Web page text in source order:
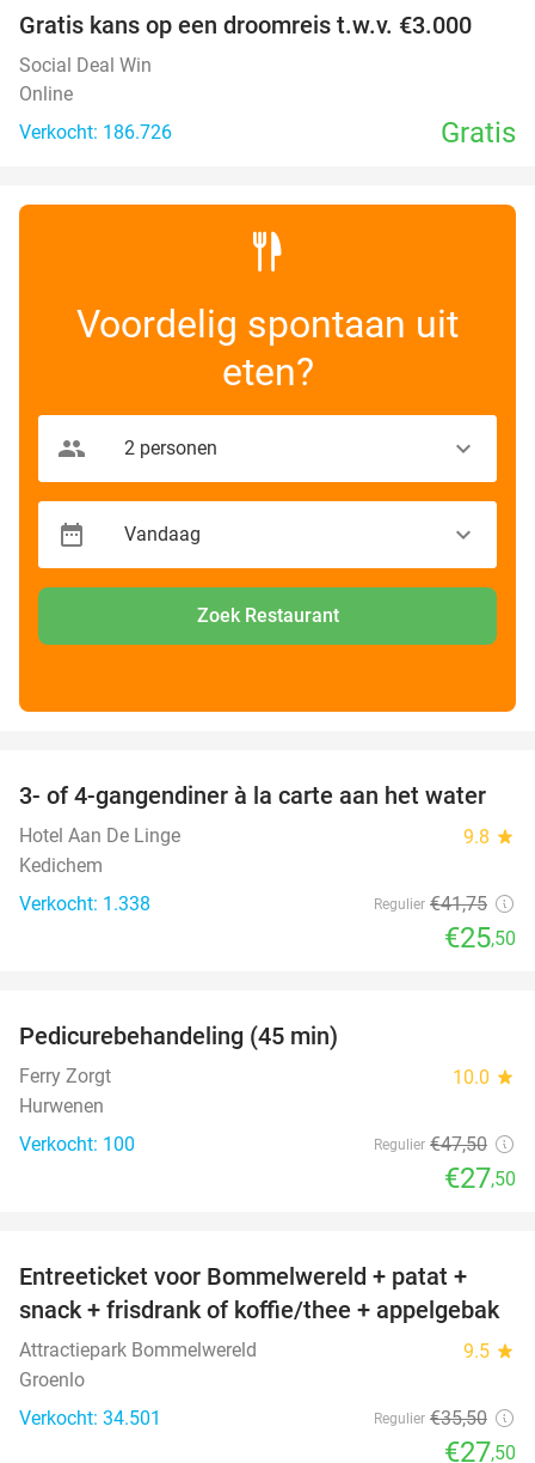
Gratis kans op een droomreis t.w.v. €3.000
Social Deal Win
Online
Verkocht: 186.726
Gratis
Voordelig spontaan uit
eten?
Zoek Restaurant
39%
3- of 4-gangendiner à la carte aan het water
Hotel Aan De Linge 9.8 star
Kedichem
Verkocht: 1.338
Regulier €41,75
€25,50
OUT
Pedicurebehandeling (45 min)
Ferry Zorgt 10.0 star
Hurwenen
Verkocht: 100
Regulier €47,50
€27,50
23%
Entreeticket voor Bommelwereld + patat +
snack + frisdrank of koffie/thee + appelgebak
Attractiepark Bommelwereld 9.5 star
Groenlo
Verkocht: 34.501
Regulier €35,50
€27,50